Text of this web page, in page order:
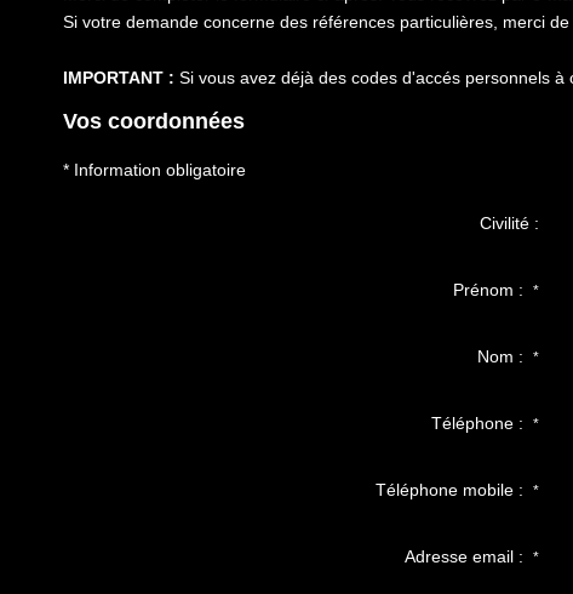
Si votre demande concerne des références particulières, merci de
IMPORTANT : Si vous avez déjà des codes d'accés personnels
Vos coordonnées
* Information obligatoire
Civilité :
Prénom :*
Nom :*
Téléphone :*
Téléphone mobile :*
Adresse email :*